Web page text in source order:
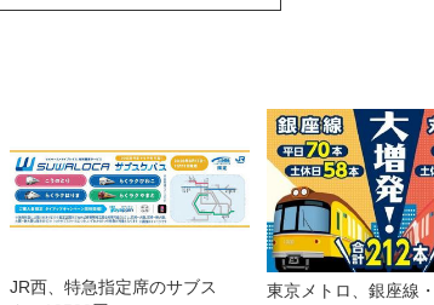
JR西、特急指定席のサブス
東京メトロ、銀座線